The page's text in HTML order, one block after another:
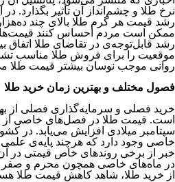
نرخ طلا و چشم‌­انداز آن تأثیر بگذارد.
رشد قیمت هر گرم طلا بالای چند
ممکن است مردم احساس کنند قیمت‌ها
رشد قابل­‌توجه‌ی در تقاضای طلا اتفاق
موقعیت را برای فروش طلا مناسب
روانی موجب نوسان بیشتر قیمت طلا
فصول مختلف و بهترین زمان خرید طلا
خرید فصلی و سرمایه‌گذاری فصلی از
است. قیمت طلا در فصل‌های خاصی از
سپتامبر میلادی افزایش می‌یابد. در
خاصی وجود دارد که هرچند پایه­‌ی علمی
خبر از برخی روندهای خاص قیمتی در
در ماه‌های خاصی همچون محرم و صفر
از خرید طلا، شاهد کاهش قیمت طلا